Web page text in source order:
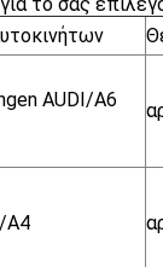
AUDI/A6
A4